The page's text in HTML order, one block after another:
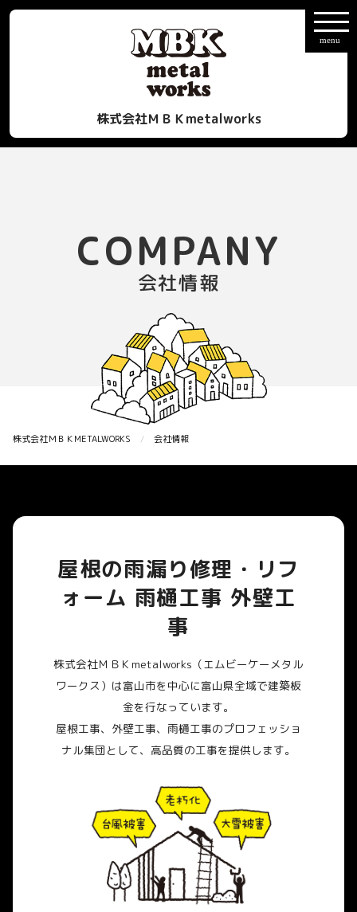
株式会社ＭＢＫmetalworks
COMPANY
会社情報
株式会社ＭＢＫMETALWORKS 会社情報
屋根の雨漏り修理・リフ
ォーム 雨樋工事 外壁工
事
株式会社ＭＢＫmetalworks（エムビーケーメタル
ワークス）は富山市を中心に富山県全域で建築板
金を行なっています。
屋根工事、外壁工事、雨樋工事のプロフェッショ
ナル集団として、高品質の工事を提供します。